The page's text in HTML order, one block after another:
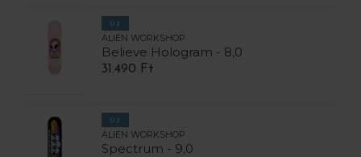
ÚJ
ALIEN WORKSHOP
Believe Hologram - 8,0
31.490 Ft
ÚJ
ALIEN WORKSHOP
Spectrum - 9,0